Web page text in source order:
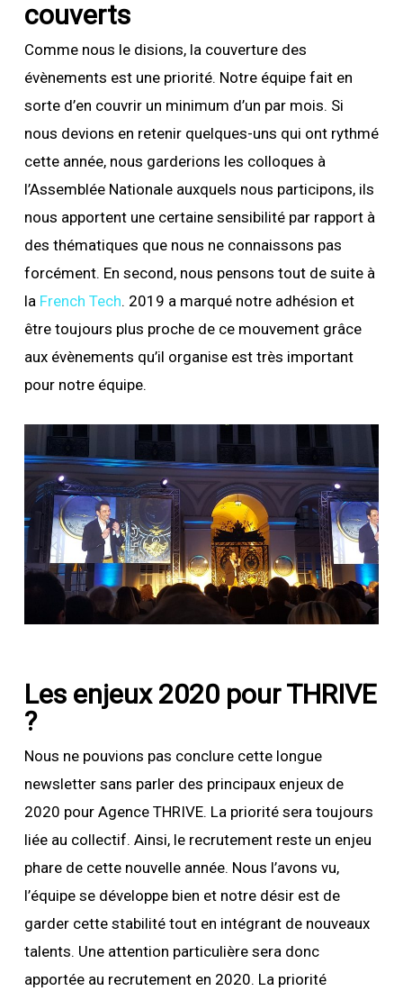
couverts
Comme nous le disions, la couverture des
évènements est une priorité. Notre équipe fait en
sorte d’en couvrir un minimum d’un par mois. Si
nous devions en retenir quelques-uns qui ont rythmé
cette année, nous garderions les colloques à
l’Assemblée Nationale auxquels nous participons, ils
nous apportent une certaine sensibilité par rapport à
des thématiques que nous ne connaissons pas
forcément. En second, nous pensons tout de suite à
la French Tech. 2019 a marqué notre adhésion et
être toujours plus proche de ce mouvement grâce
aux évènements qu’il organise est très important
pour notre équipe.
Les enjeux 2020 pour THRIVE
?
Nous ne pouvions pas conclure cette longue
newsletter sans parler des principaux enjeux de
2020 pour Agence THRIVE. La priorité sera toujours
liée au collectif. Ainsi, le recrutement reste un enjeu
phare de cette nouvelle année. Nous l’avons vu,
l’équipe se développe bien et notre désir est de
garder cette stabilité tout en intégrant de nouveaux
talents. Une attention particulière sera donc
apportée au recrutement en 2020. La priorité